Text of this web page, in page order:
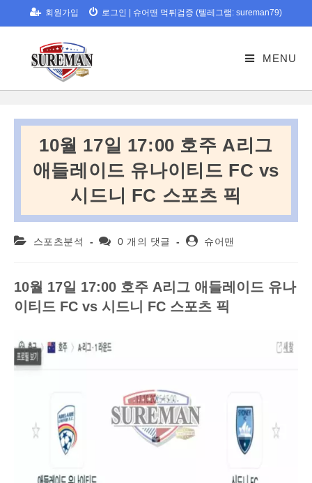
to
회원가입 로그인 슈어맨 먹튀검증 (텔레그램: sureman79)
MENU
10월 17일 17:00 호주 A리그
애들레이드 유나이티드 FC vs
시드니 FC 스포츠 픽
Post 스포츠분석
Post0 개의 댓글
Post슈어맨
10월 17일 17:00 호주 A리그 애들레이드 유나
이티드 FC vs 시드니 FC 스포츠 픽